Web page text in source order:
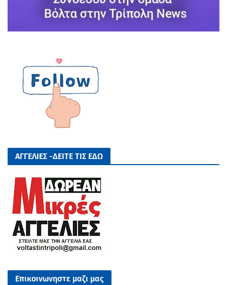
ΑΓΓΕΛΙΕΣ -ΔΕΙΤΕ ΤΙΣ ΕΔΩ
Επικοινωνηστε μαζι μας